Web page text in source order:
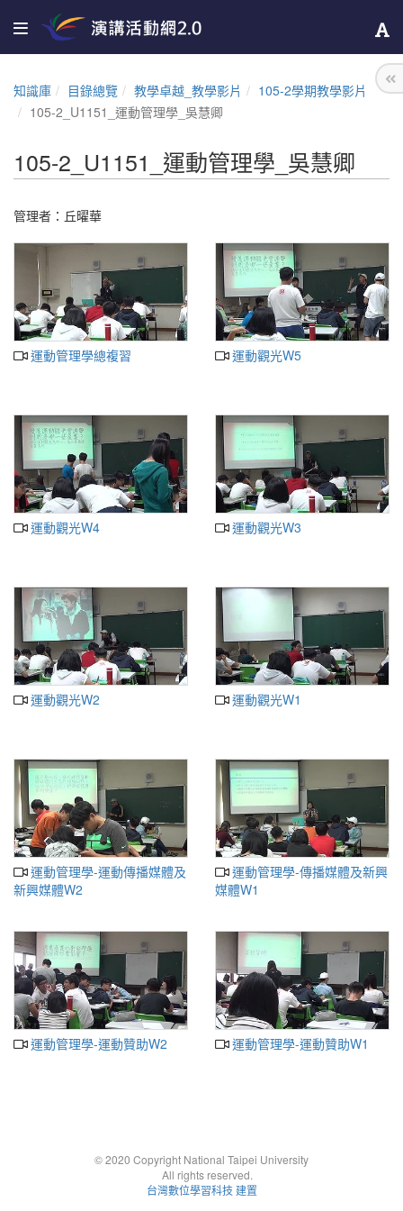
知識庫 目錄總覽 教學卓越_教學影片
105-2學期教學影片
105-2_U1151_運動管理學_吳慧卿
105-2_U1151_運動管理學_吳慧卿
管理者： 丘曜華
運動管理學總複習 運動觀光W5
運動觀光W4 運動觀光W3
運動觀光W2 運動觀光W1
運動管理學-運動傳播媒體及
新興媒體W2
運動管理學-傳播媒體及新興
媒體W1
運動管理學-運動贊助W2 運動管理學-運動贊助W1
© 2020 Copyright National Taipei University
All rights reserved.
台灣數位學習科技 建置